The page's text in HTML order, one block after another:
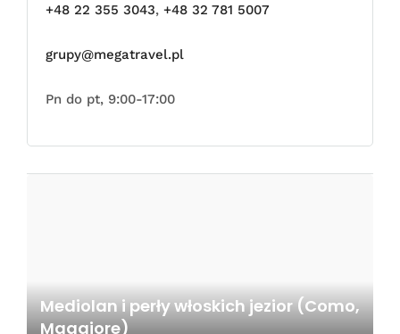
+48 22 355 3043, +48 32 781 5007
grupy@megatravel.pl
Pn do pt, 9:00-17:00
Mediolan i perły włoskich jezior (Como,
Maggiore)